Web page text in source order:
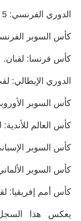
الدوري الفرنسي: 5
كأس السوبر
كأس فرنسا: لقبان.
الدوري الإيطالي:
كأس السوبر
كأس العالم
كأس السوبر
كأس السوبر
كأس أمم إفريقيا:
يعكس هذا السجل